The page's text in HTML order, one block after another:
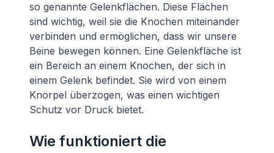
so genannte Gelenkflächen. Diese Flächen
sind wichtig, weil sie die Knochen miteinander
verbinden und ermöglichen, dass wir unsere
Beine bewegen können. Eine Gelenkfläche ist
ein Bereich an einem Knochen, der sich in
einem Gelenk befindet. Sie wird von einem
Knorpel überzogen, was einen wichtigen
Schutz vor Druck bietet.
Wie funktioniert die